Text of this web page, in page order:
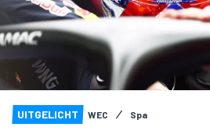
UITGELICHT WEC Spa